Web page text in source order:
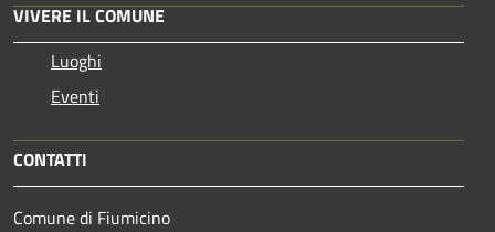
VIVERE IL COMUNE
Luoghi
Eventi
CONTATTI
Comune di Fiumicino